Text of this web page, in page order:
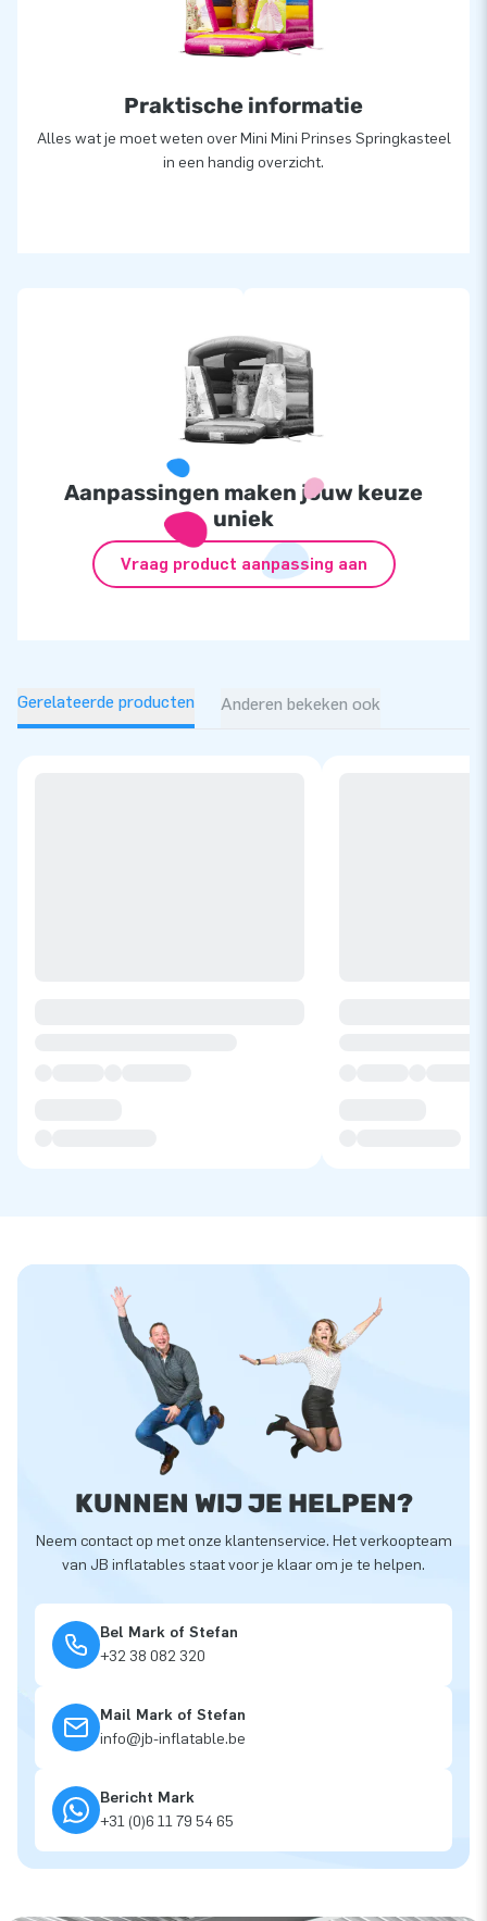
Praktische informatie
Alles wat je moet weten over Mini Mini Prinses Springkasteel
in een handig overzicht.
Aanpassingen maken jouw keuze
uniek
Vraag product aanpassing aan
Gerelateerde producten Anderen bekeken ook
KUNNEN WIJ JE HELPEN?
Neem contact op met onze klantenservice. Het verkoopteam
van JB inflatables staat voor je klaar om je te helpen.
Bel Mark of Stefan
+32 38 082 320
Mail Mark of Stefan
info@jb-inflatable.be
Bericht Mark
+31 (0)6 11 79 54 65